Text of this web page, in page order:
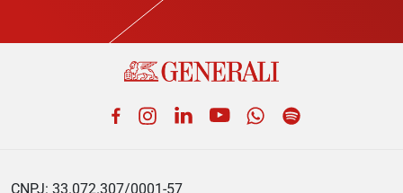
Facebook
Instagram
LinkedIn
YouTubeWhatsApp
CNPJ: 33.072.307/0001-57